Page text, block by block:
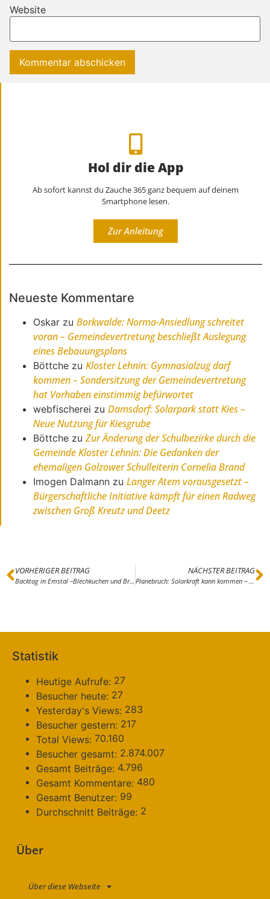
Website
Hol dir die App
Ab sofort kannst du Zauche 365 ganz bequem auf deinem
Smartphone lesen.
Zur Anleitung
Neueste Kommentare
Oskar zu Borkwalde: Norma-Ansiedlung schreitet
voran – Gemeindevertretung beschließt Auslegung
eines Bebauungsplans
Böttche zu Kloster Lehnin: Gymnasialzug darf
kommen – Sondersitzung der Gemeindevertretung
hat Vorhaben einstimmig befürwortet
webfischerei zu Damsdorf: Solarpark statt Kies –
Neue Nutzung für Kiesgrube
Böttche zuZur Änderung der Schulbezirke durch die
Gemeinde Kloster Lehnin: Die Gedanken der
ehemaligen Golzower Schulleiterin Cornelia Brand
Imogen Dalmann zu Langer Atem vorausgesetzt –
Bürgerschaftliche Initiative kämpft für einen Radweg
zwischen Groß Kreutz und Deetz
VORHERIGER BEITRAG
Backtag in Emstal –Blechkuchen und Brot aus dem Dorfbackofen
NÄCHSTER BEITRAG
Planebruch: Solarkraft kann kommen – Flächennutzungsplan steht
Statistik
Heutige Aufrufe: 27
Besucher heute: 27
Yesterday's Views: 283
Besucher gestern: 217
Total Views: 70.160
Besucher gesamt: 2.874.007
Gesamt Beiträge: 4.796
Gesamt Kommentare: 480
Gesamt Benutzer: 99
Durchschnitt Beiträge: 2
Über
Über diese Webseite